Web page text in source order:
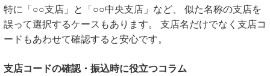
特に「○○支店」と「○○中央支店」など、 似た名称の支店を
誤って選択するケースもあります。 支店名だけでなく支店コ
ードもあわせて確認すると安心です。
支店コードの確認・振込時に役立つコラム